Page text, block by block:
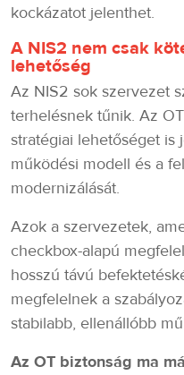
kockázatot jelenthet.
A NIS2 nem csak
lehetőség
Az NIS2 sok szervezet
terhelésnek tűnik. Az
stratégiai lehetőséget is
működési modell és a
modernizálását.
Azok a szervezetek,
checkbox-alapú
hosszú távú
megfelelnek a
stabilabb, ellenállóbb
Az OT biztonság ma